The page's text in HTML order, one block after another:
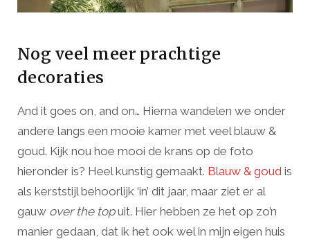
Nog veel meer prachtige
decoraties
And it goes on, and on… Hierna wandelen we onder
andere langs een mooie kamer met veel blauw &
goud. Kijk nou hoe mooi de krans op de foto
hieronder is? Heel kunstig gemaakt. Blauw & goud is
als kerststijl behoorlijk ‘in’ dit jaar, maar ziet er al
gauw over the topuit. Hier hebben ze het op zo’n
manier gedaan, dat ik het ook wel in mijn eigen huis